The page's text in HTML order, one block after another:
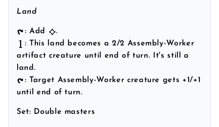
Land
: Add
.
: This land becomes a 2/2 Assembly-Worker
artifact creature until end of turn. It's still a
land.
: Target Assembly-Worker creature gets +1/+1
until end of turn.
Set: Double masters